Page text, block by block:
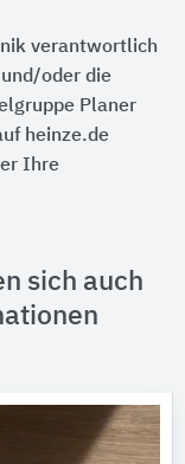
verantwortlich
oder die
Planer
heinze.de
Ihre
sich auch